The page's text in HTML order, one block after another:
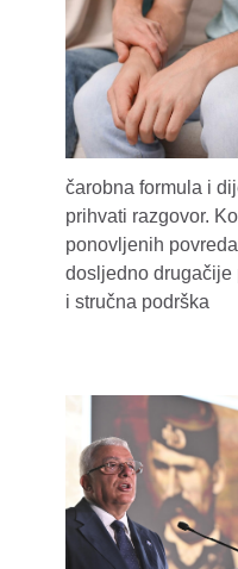
čarobna formula i
prihvati razgovor.
ponovljenih
dosljedno drugačije
i stručna podrška